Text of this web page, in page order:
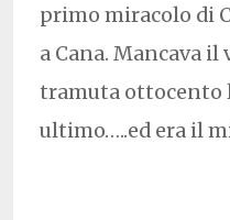
primo miracolo di
a Cana. Mancava
tramuta ottocento
ultimo…..ed era il